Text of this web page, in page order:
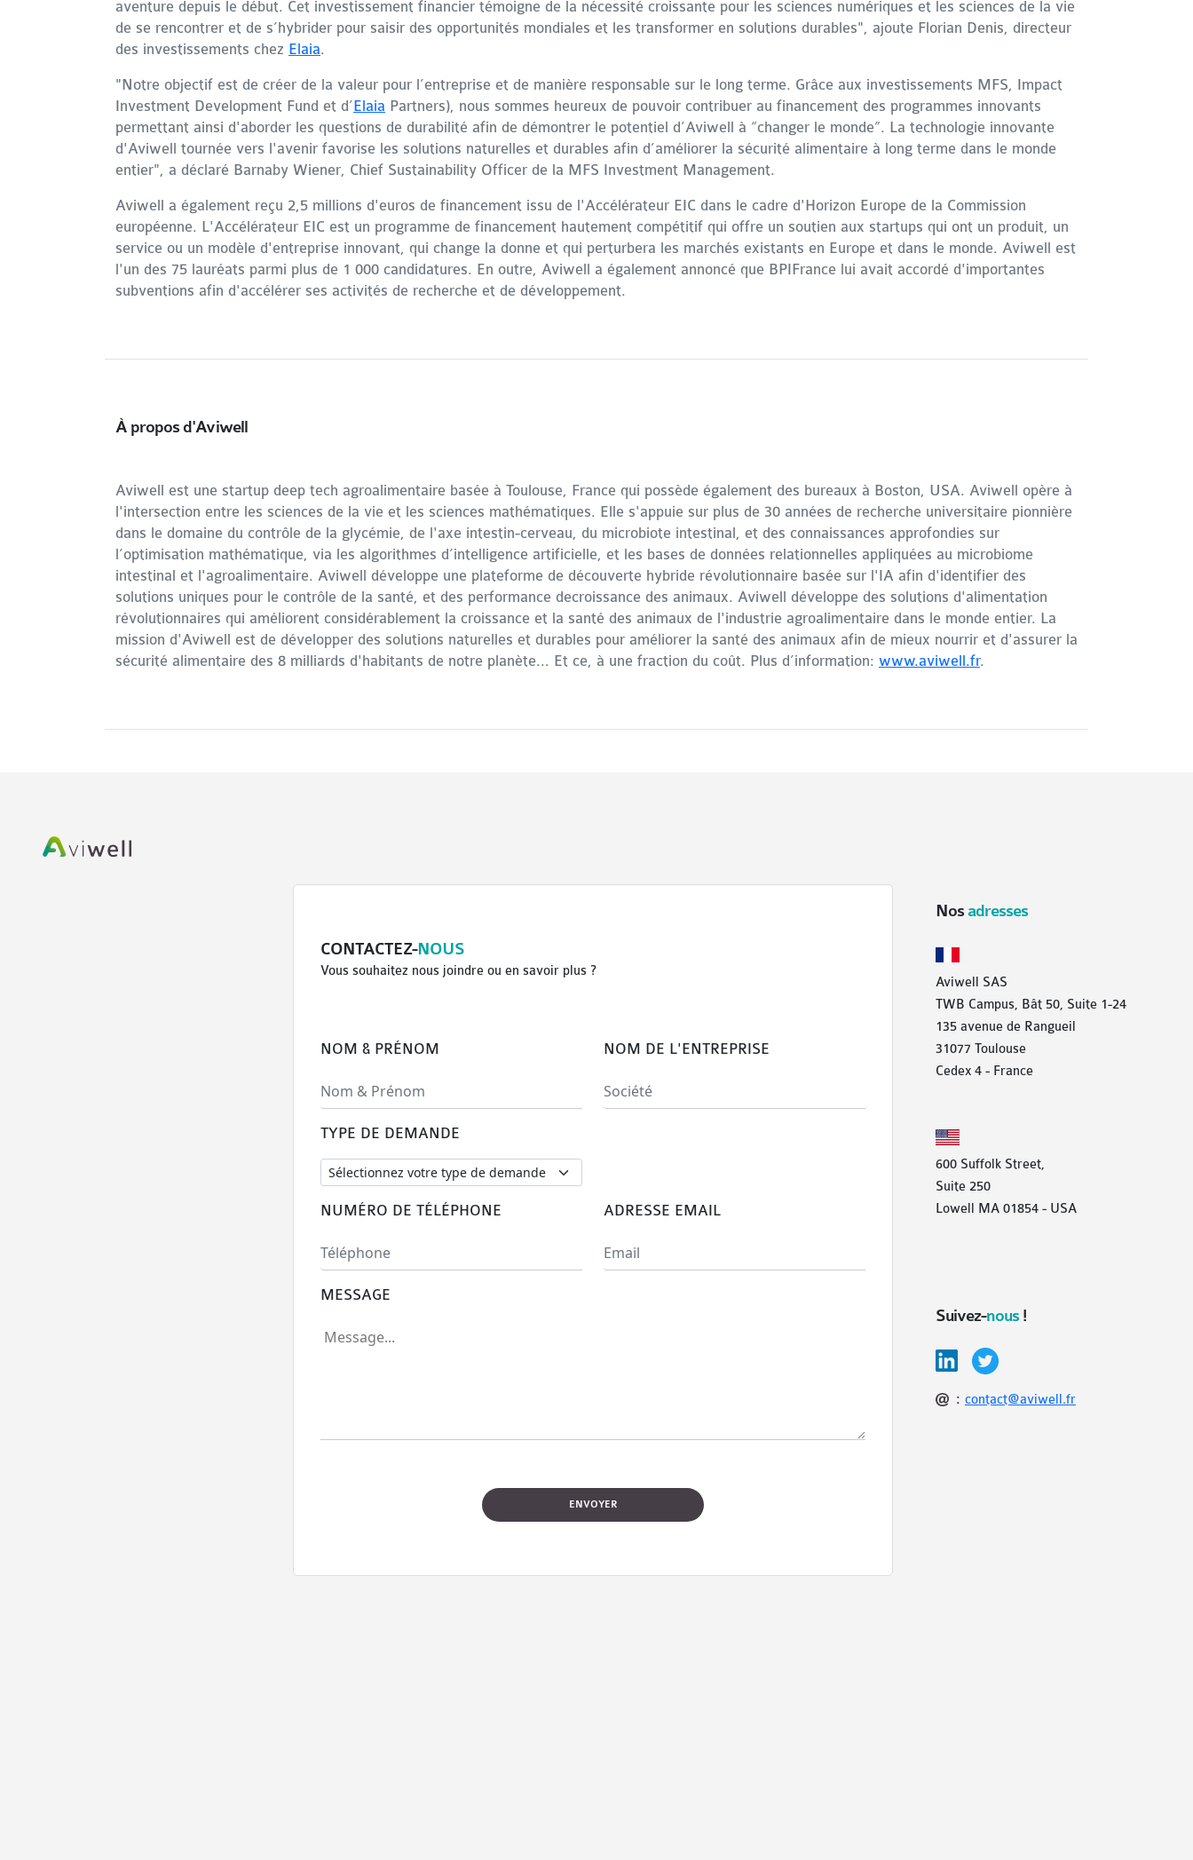
aventure depuis le début. Cet investissement financier témoigne de la nécessité croissante pour les sciences numériques et les sciences de la vie
de se rencontrer et de s’hybrider pour saisir des opportunités mondiales et les transformer en solutions durables", ajoute Florian Denis, directeur
des investissements chez Elaia.
"Notre objectif est de créer de la valeur pour l’entreprise et de manière responsable sur le long terme. Grâce aux investissements MFS, Impact
Investment Development Fund et d’Elaia Partners), nous sommes heureux de pouvoir contribuer au financement des programmes innovants
permettant ainsi d'aborder les questions de durabilité afin de démontrer le potentiel d’Aviwell à “changer le monde”. La technologie innovante
d'Aviwell tournée vers l'avenir favorise les solutions naturelles et durables afin d’améliorer la sécurité alimentaire à long terme dans le monde
entier", a déclaré Barnaby Wiener, Chief Sustainability Officer de la MFS Investment Management.
Aviwell a également reçu 2,5 millions d'euros de financement issu de l'Accélérateur EIC dans le cadre d'Horizon Europe de la Commission
européenne. L'Accélérateur EIC est un programme de financement hautement compétitif qui offre un soutien aux startups qui ont un produit, un
service ou un modèle d'entreprise innovant, qui change la donne et qui perturbera les marchés existants en Europe et dans le monde. Aviwell est
l'un des 75 lauréats parmi plus de 1 000 candidatures. En outre, Aviwell a également annoncé que BPIFrance lui avait accordé d'importantes
subventions afin d'accélérer ses activités de recherche et de développement.
À propos d'Aviwell
Aviwell est une startup deep tech agroalimentaire basée à Toulouse, France qui possède également des bureaux à Boston, USA. Aviwell opère à
l'intersection entre les sciences de la vie et les sciences mathématiques. Elle s'appuie sur plus de 30 années de recherche universitaire pionnière
dans le domaine du contrôle de la glycémie, de l'axe intestin-cerveau, du microbiote intestinal, et des connaissances approfondies sur
l’optimisation mathématique, via les algorithmes d’intelligence artificielle, et les bases de données relationnelles appliquées au microbiome
intestinal et l'agroalimentaire. Aviwell développe une plateforme de découverte hybride révolutionnaire basée sur l'IA afin d'identifier des
solutions uniques pour le contrôle de la santé, et des performance decroissance des animaux. Aviwell développe des solutions d'alimentation
révolutionnaires qui améliorent considérablement la croissance et la santé des animaux de l'industrie agroalimentaire dans le monde entier. La
mission d'Aviwell est de développer des solutions naturelles et durables pour améliorer la santé des animaux afin de mieux nourrir et d'assurer la
sécurité alimentaire des 8 milliards d'habitants de notre planète... Et ce, à une fraction du coût. Plus d’information: www.aviwell.fr.
CONTACTEZ-NOUS
Vous souhaitez nous joindre ou en savoir plus ?
NOM & PRÉNOM NOM DE L'ENTREPRISE
TYPE DE DEMANDE
NUMÉRO DE TÉLÉPHONE ADRESSE EMAIL
MESSAGE
ENVOYER
Nosadresses
Aviwell SAS
TWB Campus, Bât 50, Suite 1-24
135 avenue de Rangueil
31077 Toulouse
Cedex 4 - France
600 Suffolk Street,
Suite 250
Lowell MA 01854 - USA
Suivez-nous!
: contact@aviwell.fr